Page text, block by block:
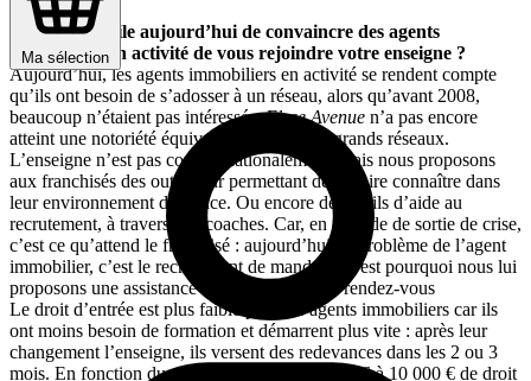
Ma sélection
Est-il plus facile aujourd’hui de convaincre des agents
immobiliers en activité de vous rejoindre votre enseigne ?
Aujourd’hui, les agents immobiliers en activité se rendent compte
qu’ils ont besoin de s’adosser à un réseau, alors qu’avant 2008,
beaucoup n’étaient pas intéressés.Elyse Avenue n’a pas encore
atteint une notoriété équivalente à celle des grands réseaux.
L’enseigne n’est pas connue nationalement, mais nous proposons
aux franchisés des outils leur permettant de se faire connaître dans
leur environnement d’agence. Ou encore des outils d’aide au
recrutement, à travers nos coaches. Car, en période de sortie de crise,
c’est ce qu’attend le franchisé : aujourd’hui, le problème de l’agent
immobilier, c’est le recrutement de mandats. C’est pourquoi nous lui
proposons une assistance à l’organisation de rendez-vous
Le droit d’entrée est plus faible pour les agents immobiliers car ils
ont moins besoin de formation et démarrent plus vite : après leur
changement l’enseigne, ils versent des redevances dans les 2 ou 3
mois. En fonction du secteur, nous demandons 6 à 10 000 € de droit